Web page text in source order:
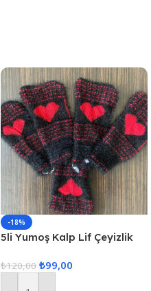
-18%
5li Yumoş Kalp Lif Çeyizlik
₺120,00 ₺99,00